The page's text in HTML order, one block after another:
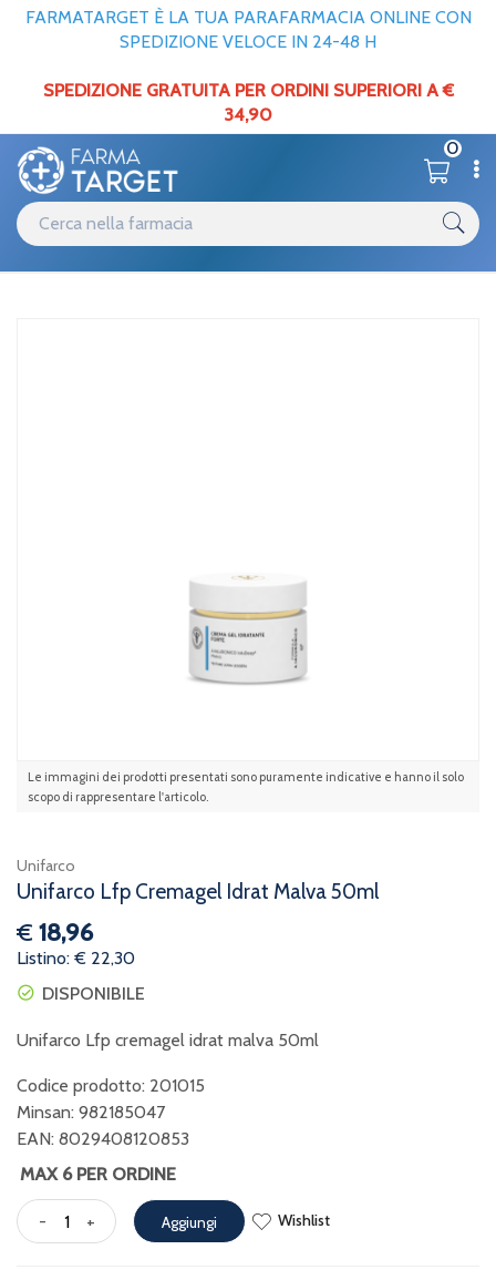
FARMATARGET È LA TUA PARAFARMACIA ONLINE CON
SPEDIZIONE VELOCE IN 24-48 H
SPEDIZIONE GRATUITA PER ORDINI SUPERIORI A €
34,90
0
Le immagini dei prodotti presentati sono puramente indicative e hanno il solo
scopo di rappresentare l'articolo.
Unifarco
Unifarco Lfp Cremagel Idrat Malva 50ml
€ 18,96
Listino: € 22,30
DISPONIBILE
Unifarco Lfp cremagel idrat malva 50ml
Codice prodotto: 201015
Minsan: 982185047
EAN: 8029408120853
MAX 6 PER ORDINE
- + Aggiungi Wishlist